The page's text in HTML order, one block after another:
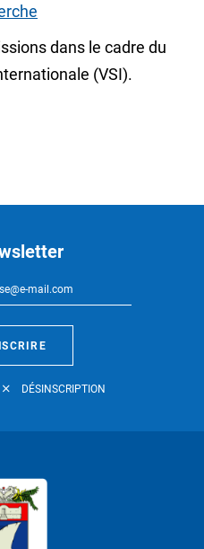
dans le cadre du
(VSI).
DÉSINSCRIPTION